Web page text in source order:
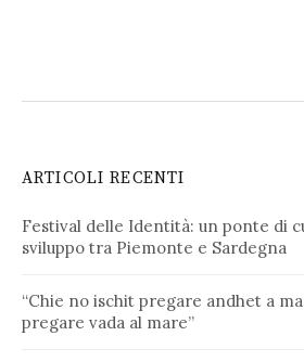
ARTICOLI RECENTI
Festival delle Identità: un ponte di
sviluppo tra Piemonte e Sardegna
“Chie no ischit pregare andhet a
pregare vada al mare”